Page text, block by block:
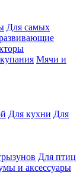
Для самых
Мячи и
Для кухни Для
Для птиц
и аксессуары